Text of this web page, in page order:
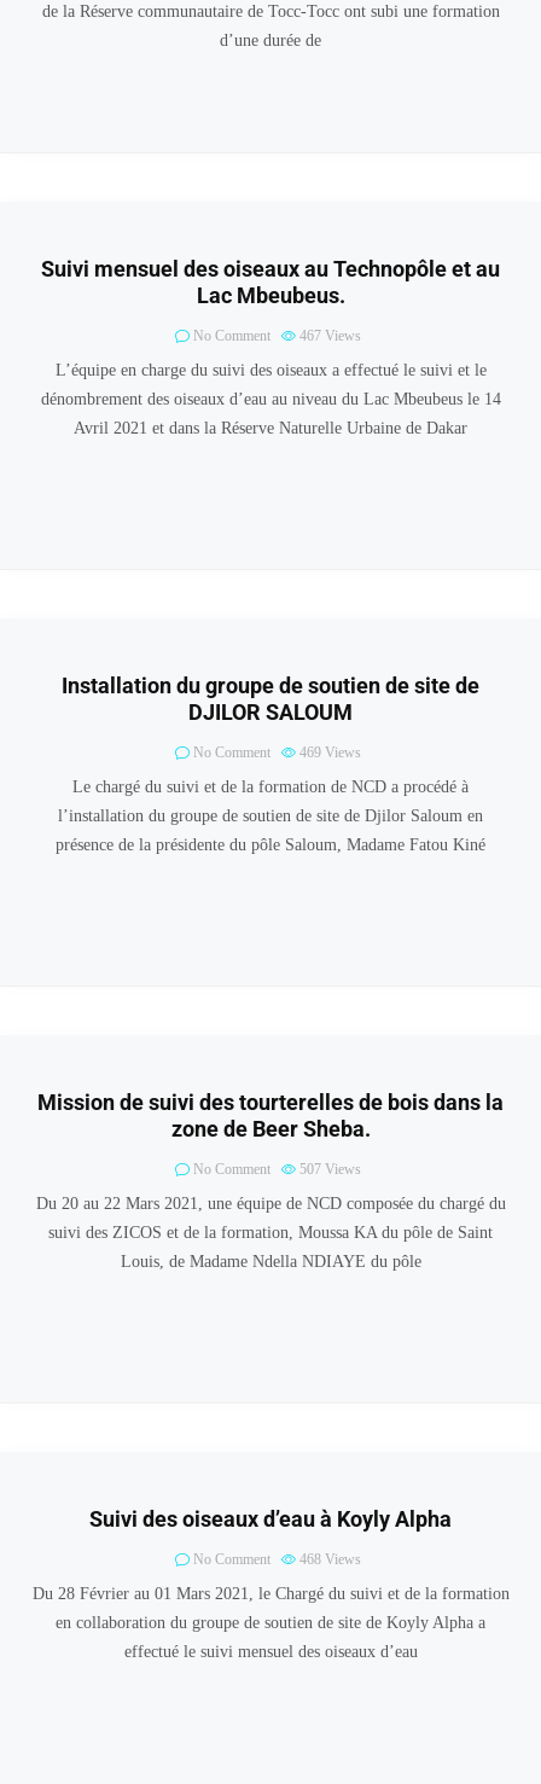
de la Réserve communautaire de Tocc-Tocc ont subi une formation
d’une durée de
Suivi mensuel des oiseaux au Technopôle et au
Lac Mbeubeus.
No Comment 467 Views
L’équipe en charge du suivi des oiseaux a effectué le suivi et le
dénombrement des oiseaux d’eau au niveau du Lac Mbeubeus le 14
Avril 2021 et dans la Réserve Naturelle Urbaine de Dakar
Installation du groupe de soutien de site de
DJILOR SALOUM
No Comment 469 Views
Le chargé du suivi et de la formation de NCD a procédé à
l’installation du groupe de soutien de site de Djilor Saloum en
présence de la présidente du pôle Saloum, Madame Fatou Kiné
Mission de suivi des tourterelles de bois dans la
zone de Beer Sheba.
No Comment 507 Views
Du 20 au 22 Mars 2021, une équipe de NCD composée du chargé du
suivi des ZICOS et de la formation, Moussa KA du pôle de Saint
Louis, de Madame Ndella NDIAYE du pôle
Suivi des oiseaux d’eau à Koyly Alpha
No Comment 468 Views
Du 28 Février au 01 Mars 2021, le Chargé du suivi et de la formation
en collaboration du groupe de soutien de site de Koyly Alpha a
effectué le suivi mensuel des oiseaux d’eau